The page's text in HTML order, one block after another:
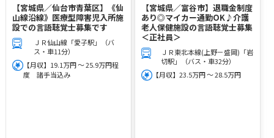
【宮城県／仙台市青葉区】《仙
山線沿線》医療型障害児入所施
設での言語聴覚士募集です
ＪＲ仙山線「愛子駅」（バ
ス・車11分）
【月収】19.1万円 ～ 25.9万円程
度 諸手当込み
【宮城県／富谷市】退職金制度
あり◎マイカー通勤OK♪介護
老人保健施設の言語聴覚士募集
＜正社員＞
ＪＲ東北本線(上野－盛岡)「岩
切駅」（バス・車32分）
【月収】23.5万円 ～ 28.5万円